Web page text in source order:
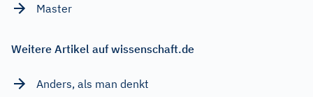
Master
Weitere Artikel auf wissenschaft.de
Anders, als man denkt